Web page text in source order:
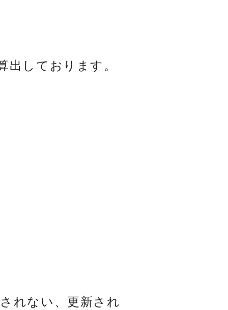
出しております。
れない、更新され